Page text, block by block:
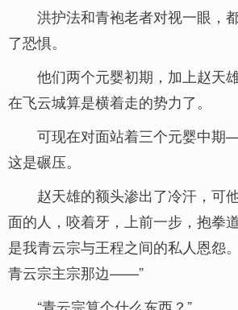
洪护法和青袍老者对视一眼，
了恐惧。
他们两个元婴初期，加上赵天
在飞云城算是横着走的势力了。
可现在对面站着三个元婴中期
这是碾压。
赵天雄的额头渗出了冷汗，可
面的人，咬着牙，上前一步，抱拳
是我青云宗与王程之间的私人恩怨
青云宗主宗那边——”